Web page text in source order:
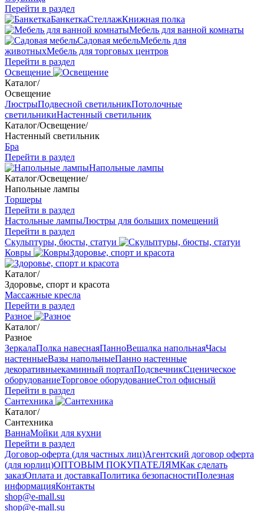
Перейти в раздел
БанкеткаСтеллажКнижная полка
Мебель для ванной комнаты
Садовая мебельМебель для
животныхМебель для торговых центров
Перейти в раздел
Освещение
Каталог/
Освещение
ЛюстрыПодвесной светильникПотолочные
светильникиНастенный светильник
Каталог/Освещение/
Настенный светильник
Бра
Перейти в раздел
Напольные лампы
Каталог/Освещение/
Напольные лампы
Торшеры
Перейти в раздел
Настольные лампыЛюстры для больших помещений
Перейти в раздел
Скульптуры, бюсты, статуи
Ковры
Здоровье, спорт и красота
Каталог/
Здоровье, спорт и красота
Массажные кресла
Перейти в раздел
Разное
Каталог/
Разное
ЗеркалаПолка навеснаяПанноВешалка напольнаяЧасы
настенныеВазы напольныеПанно настенные
декоративныекаминный порталПодсвечникСценическое
оборудованиеТорговое оборудованиеСтол офисный
Перейти в раздел
Сантехника
Каталог/
Сантехника
ВаннаМойки для кухни
Перейти в раздел
Договор-оферта (для частных лиц)Агентский договор оферта
(для юрлиц)ОПТОВЫМ ПОКУПАТЕЛЯМКак сделать
заказОплата и доставкаПолитика безопасностиПолезная
информацияКонтакты
shop@e-mall.su
shop@e-mall.su